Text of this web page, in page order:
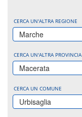
CERCA UN'ALTRA REGIONE
Marche
CERCA UN'ALTRA PROVINCIA
Macerata
CERCA UN COMUNE
Urbisaglia